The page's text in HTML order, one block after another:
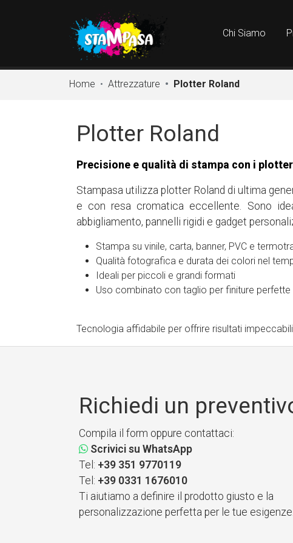
Chi Siamo
Home Attrezzature Plotter Roland
Plotter Roland
Precisione e qualità di stampa con i
Stampasa utilizza plotter Roland di ultima
e con resa cromatica eccellente. Sono
abbigliamento, pannelli rigidi e gadget
Stampa su vinile, carta, banner, PVC e
Qualità fotografica e durata dei colori nel
Ideali per piccoli e grandi formati
Uso combinato con taglio per finiture perfette
Tecnologia affidabile per offrire risultati
Richiedi un
Compila il form oppure contattaci:
Scrivici su WhatsApp
Tel: +39 351 9770119
Tel: +39 0331 1676010
Ti aiutiamo a definire il prodotto giusto e la
personalizzazione perfetta per le tue esigenze.